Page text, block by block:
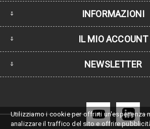
INFORMAZIONI
IL MIO ACCOUNT
NEWSLETTER
Utilizziamo i cookie per offrirti un'esperienza
analizzare il traffico del sito e offrire